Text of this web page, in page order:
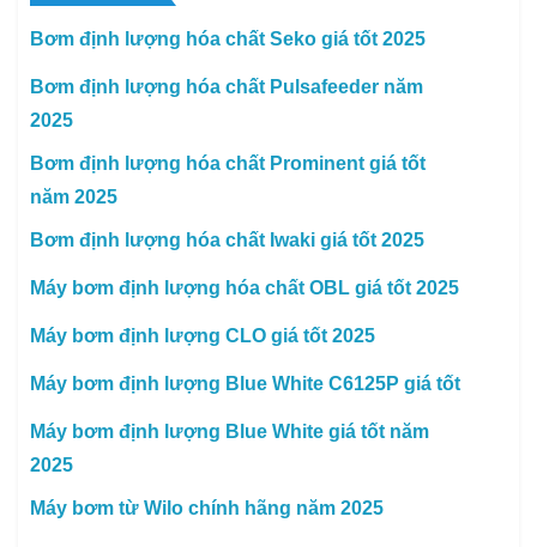
Bơm định lượng hóa chất Seko giá tốt 2025
Bơm định lượng hóa chất Pulsafeeder năm
2025
Bơm định lượng hóa chất Prominent giá tốt
năm 2025
Bơm định lượng hóa chất Iwaki giá tốt 2025
Máy bơm định lượng hóa chất OBL giá tốt 2025
Máy bơm định lượng CLO giá tốt 2025
Máy bơm định lượng Blue White C6125P giá tốt
Máy bơm định lượng Blue White giá tốt năm
2025
Máy bơm từ Wilo chính hãng năm 2025